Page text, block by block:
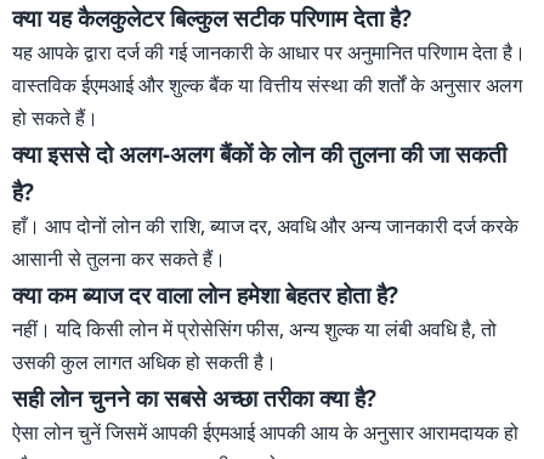
क्या यह कैलकुलेटर बिल्कुल सटीक परिणाम देता है?
यह आपके द्वारा दर्ज की गई जानकारी के आधार पर अनुमानित परिणाम देता है।
वास्तविक ईएमआई और शुल्क बैंक या वित्तीय संस्था की शर्तों के अनुसार अलग
हो सकते हैं।
क्या इससे दो अलग-अलग बैंकों के लोन की तुलना की जा सकती
है?
हाँ। आप दोनों लोन की राशि, ब्याज दर, अवधि और अन्य जानकारी दर्ज करके
आसानी से तुलना कर सकते हैं।
क्या कम ब्याज दर वाला लोन हमेशा बेहतर होता है?
नहीं। यदि किसी लोन में प्रोसेसिंग फीस, अन्य शुल्क या लंबी अवधि है, तो
उसकी कुल लागत अधिक हो सकती है।
सही लोन चुनने का सबसे अच्छा तरीका क्या है?
ऐसा लोन चुनें जिसमें आपकी ईएमआई आपकी आय के अनुसार आरामदायक हो